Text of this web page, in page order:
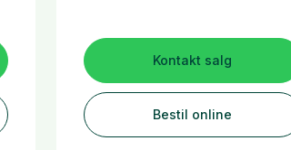
Kontakt salg
Bestil online